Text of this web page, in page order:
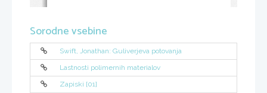
Sorodne vsebine
Swift, Jonathan: Guliverjeva potovanja
Lastnosti polimernih materialov
Zapiski [01]